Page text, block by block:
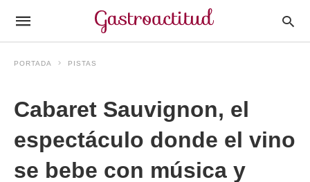
PORTADA PISTAS
Cabaret Sauvignon, el
espectáculo donde el vino
se bebe con música y